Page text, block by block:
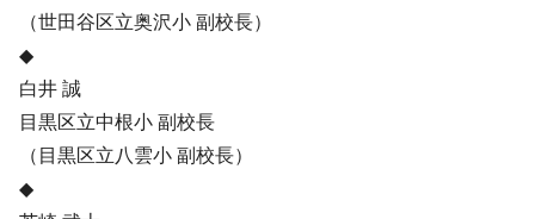
（世田谷区立奥沢小 副校長）
◆
白井 誠
目黒区立中根小 副校長
（目黒区立八雲小 副校長）
◆